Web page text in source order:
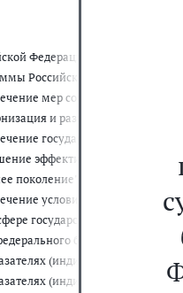
Федерации "Социальная
Российской Федерации
мер социальной
и развитие
государственной
эффективности
поколение"
условий реализации
государственной
бюджета
(индикаторах)
(индикаторах)